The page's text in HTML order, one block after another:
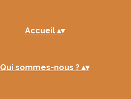
Accueil ▴▾
Qui sommes-nous ? ▴▾